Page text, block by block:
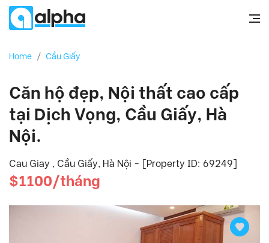
Home / Cầu Giấy
Căn hộ đẹp, Nội thất cao cấp
tại Dịch Vọng, Cầu Giấy, Hà
Nội.
Cau Giay , Cầu Giấy, Hà Nội - [Property ID: 69249]
$1100/tháng